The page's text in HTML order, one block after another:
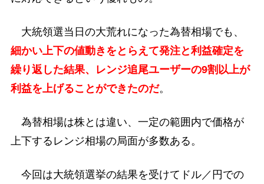
大統領選当日の大荒れになった為替相場でも、
細かい上下の値動きをとらえて発注と利益確定を
繰り返した結果、レンジ追尾ユーザーの9割以上が
利益を上げることができたのだ。
為替相場は株とは違い、一定の範囲内で価格が
上下するレンジ相場の局面が多数ある。
今回は大統領選挙の結果を受けてドル／円での